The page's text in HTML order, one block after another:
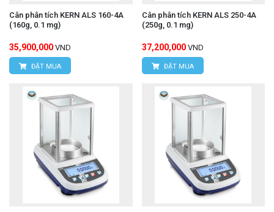
Cân phân tích KERN ALS 160-4A
(160g, 0.1 mg)
35,900,000 VND
ĐẶT MUA
Cân phân tích KERN ALS 250-4A
(250g, 0.1 mg)
37,200,000 VND
ĐẶT MUA